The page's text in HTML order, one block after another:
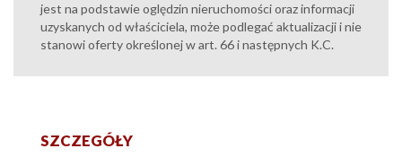
jest na podstawie oględzin nieruchomości oraz informacji
uzyskanych od właściciela, może podlegać aktualizacji i nie
stanowi oferty określonej w art. 66 i następnych K.C.
SZCZEGÓŁY